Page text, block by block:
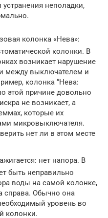
неполадки,
колонка «Нева»:
колонки. В
возникает нарушение
между выключателем и
колонка “Нева:
этой причине довольно
не возникает, а
которые их
микровыключателя.
нет ли в этом месте
нет напора. В
быть неправильно
воды на самой колонке,
справа. Обычно она
уровень во
колонки.